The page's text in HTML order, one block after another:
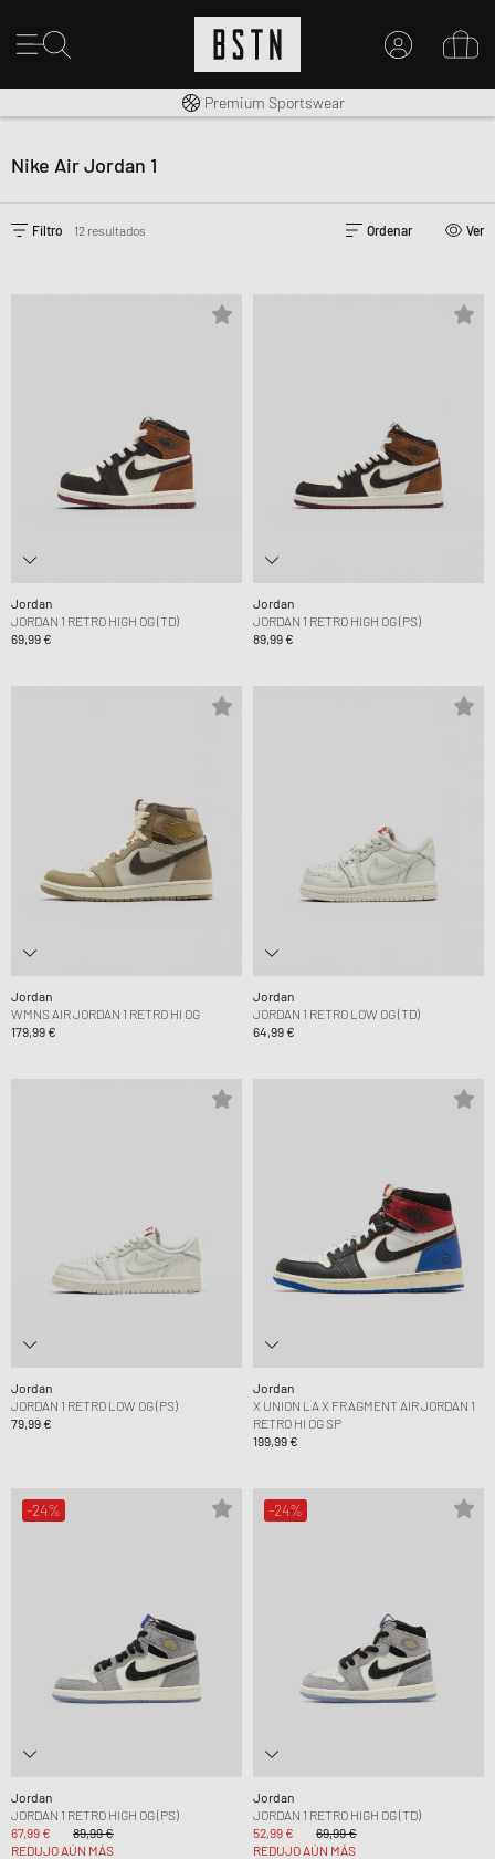
Envío gratuito a España desde € 100
Premium Sportswear
Nike Air Jordan 1
Filtro 12 resultados Ordenar Ver
Jordan
JORDAN 1 RETRO HIGH OG (TD)
69,99 €
Jordan
JORDAN 1 RETRO HIGH OG (PS)
89,99 €
Jordan
WMNS AIR JORDAN 1 RETRO HI OG
179,99 €
Jordan
JORDAN 1 RETRO LOW OG (TD)
64,99 €
Jordan
JORDAN 1 RETRO LOW OG (PS)
79,99 €
Jordan
X UNION LA X FRAGMENT AIR JORDAN 1
RETRO HI OG SP
199,99 €
-24%
Jordan
JORDAN 1 RETRO HIGH OG (PS)
67,99 €
89,99 €
REDUJO AÚN MÁS
-24%
Jordan
JORDAN 1 RETRO HIGH OG (TD)
52,99 €
69,99 €
REDUJO AÚN MÁS